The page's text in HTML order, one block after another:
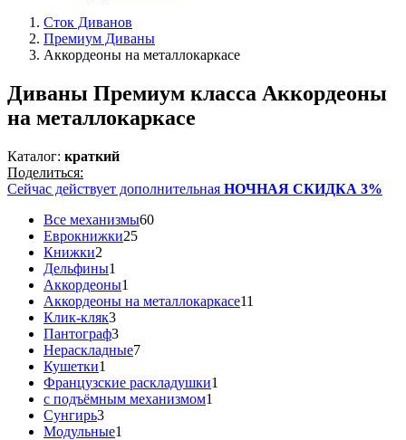
Сток Диванов
Премиум Диваны
Аккордеоны на металлокаркасе
Диваны Премиум класса Аккордеоны
на металлокаркасе
Каталог: краткий
Поделиться:
Сейчас действует дополнительная НОЧНАЯ СКИДКА 3%
Все механизмы60
Еврокнижки25
Книжки2
Дельфины1
Аккордеоны1
Аккордеоны на металлокаркасе11
Клик-кляк3
Пантограф3
Нераскладные7
Кушетки1
Французские раскладушки1
с подъёмным механизмом1
Сунгирь3
Модульные1